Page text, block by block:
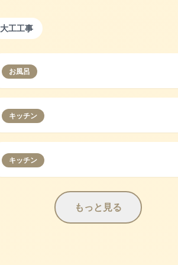
大工工事
お風呂
キッチン
キッチン
もっと見る